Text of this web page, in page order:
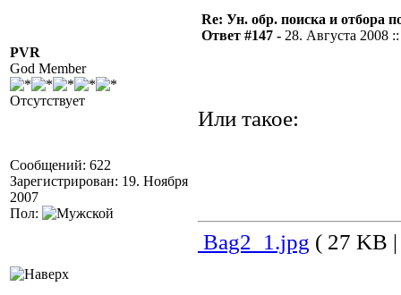
PVR
God Member
Отсутствует
Сообщений: 622
Зарегистрирован: 19. Ноября
2007
Пол:
Re: Ун. обр. поиска и отбора
Ответ #147 - 28. Августа 2008
Или такое:
Bag2_1.jpg ( 27 KB |